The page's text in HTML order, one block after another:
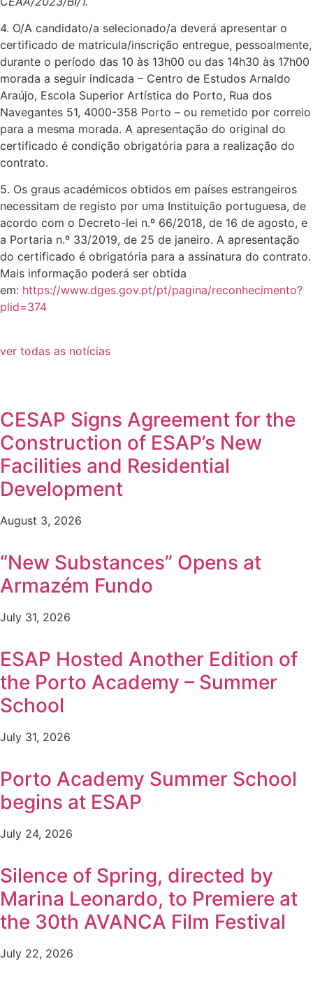
4. O/A candidato/a selecionado/a deverá apresentar o
certificado de matricula/inscrição entregue, pessoalmente,
durante o período das 10 às 13h00 ou das 14h30 às 17h00
morada a seguir indicada – Centro de Estudos Arnaldo
Araújo, Escola Superior Artística do Porto, Rua dos
Navegantes 51, 4000-358 Porto – ou remetido por correio
para a mesma morada. A apresentação do original do
certificado é condição obrigatória para a realização do
contrato.
5. Os graus académicos obtidos em países estrangeiros
necessitam de registo por uma Instituição portuguesa, de
acordo com o Decreto-lei n.º 66/2018, de 16 de agosto, e
a Portaria n.º 33/2019, de 25 de janeiro. A apresentação
do certificado é obrigatória para a assinatura do contrato.
Mais informação poderá ser obtida
em: https://www.dges.gov.pt/pt/pagina/reconhecimento?
plid=374
ver todas as notícias
CESAP Signs Agreement for the
Construction of ESAP’s New
Facilities and Residential
Development
August 3, 2026
“New Substances” Opens at
Armazém Fundo
July 31, 2026
ESAP Hosted Another Edition of
the Porto Academy – Summer
School
July 31, 2026
Porto Academy Summer School
begins at ESAP
July 24, 2026
Silence of Spring, directed by
Marina Leonardo, to Premiere at
the 30th AVANCA Film Festival
July 22, 2026